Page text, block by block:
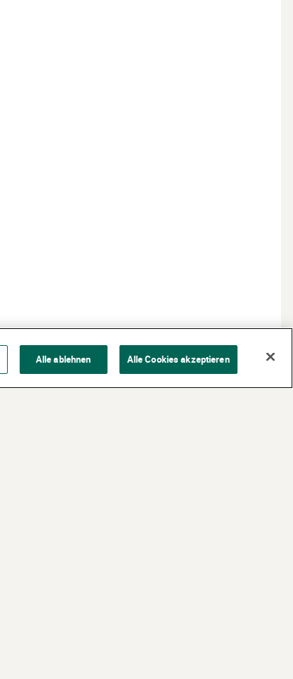
Alle ablehnen Alle Cookies akzeptieren